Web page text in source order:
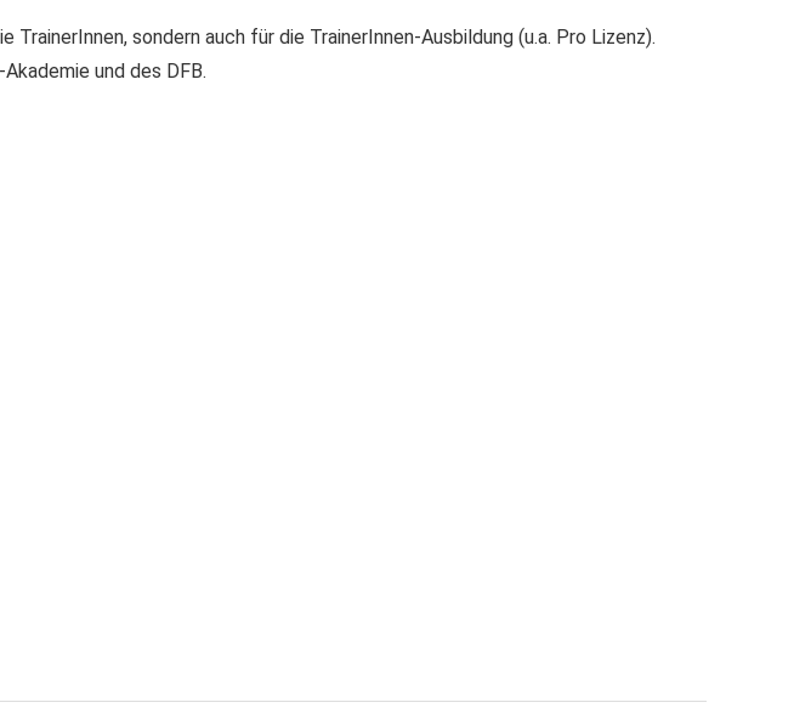
sondern auch für die TrainerInnen-Ausbildung (u.a. Pro Lizenz).
und des DFB.